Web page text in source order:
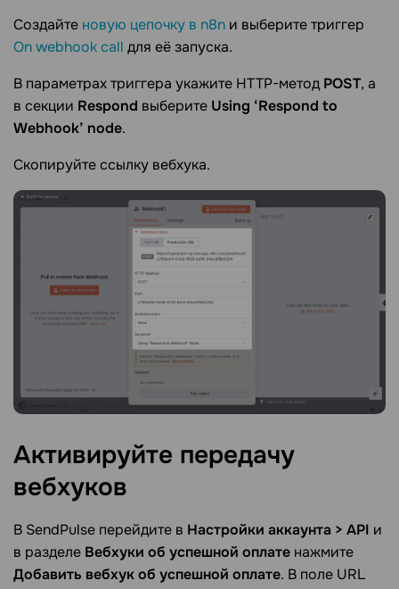
Создайте новую цепочку в n8n и выберите триггер
On webhook call для её запуска.
В параметрах триггера укажите HTTP-метод POST, а
в секции Respond выберите Using ‘Respond to
Webhook’ node.
Скопируйте ссылку вебхука.
Активируйте передачу
вебхуков
В SendPulse перейдите в Настройки аккаунта > API и
в разделе Вебхуки об успешной оплате нажмите
Добавить вебхук об успешной оплате. В поле URL